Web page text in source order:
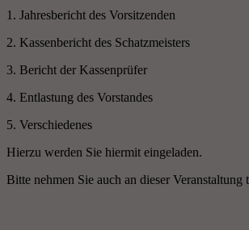
1. Jahresbericht des Vorsitzenden
2. Kassenbericht des Schatzmeisters
3. Bericht der Kassenprüfer
4. Entlastung des Vorstandes
5. Verschiedenes
Hierzu werden Sie hiermit eingeladen.
Bitte nehmen Sie auch an dieser Veranstaltung